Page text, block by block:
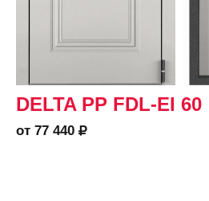
DELTA PP FDL-EI 60
от 77 440